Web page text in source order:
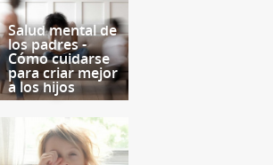
Salud mental de
los padres -
Cómo cuidarse
para criar mejor
a los hijos